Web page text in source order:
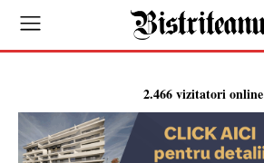
2.466 vizitatori online